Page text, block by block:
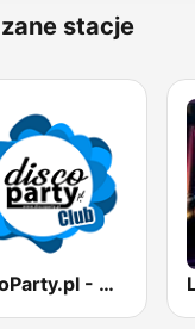
stacje
DiscoParty.pl - Club